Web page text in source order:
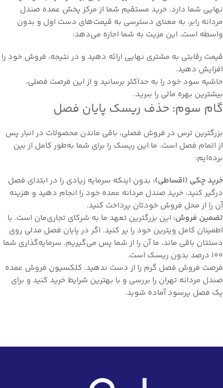
نهایی شما دارد. خرید مستقیم شما از مرکز پخش عمده صندل
مردانه رابر، به معنای دسترسی به قیمت‌های دست اول و بدون
واسطه است. این مزیت به شما اجازه می‌دهد:
قیمت رقابتی به مشتری نهایی ارائه دهید و در نتیجه، فروش خود را
افزایش دهید.
حاشیه سود خود را به حداکثر برسانید و از این فرصت فصلی،
بیشترین بهره مالی را ببرید.
گام سوم: حذف ریسک پایان فصل
بزرگترین ترس در فروش فصلی، باقی ماندن محصولات در انبار پس
از اتمام فصل است. ما این ریسک را برای شما به‌طور کامل از بین
برده‌ایم:
خرید چکی (اقساطی): بدون اینکه سرمایه زیادی را در ابتدای فصل
درگیر کنید، خرید صندل مردانه عمده خود را انجام دهید و هزینه
آن را از محل فروش خودتان پرداخت کنید.
تضمین فروش: این بزرگترین تعهد ما به شرکای تجاری‌مان است. با
اطمینان کامل ویترین خود را پر کنید. اگر در پایان فصل مدلی روی
دستتان باقی ماند، ما آن را از شما پس می‌گیریم. سرمایه‌گذاری شما
۱۰۰ درصد بدون ریسک است.
فرصت فروش فصل گرم را از دست ندهید. کلکسیون فروش عمده
صندل مردانه تهران را بررسی و با بهترین شرایط خرید کنید و برای
یک فصل پرسود آماده شوید.